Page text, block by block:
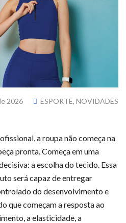
2026 ESPORTE, NOVIDADES
a roupa não começa na
pronta. Começa em uma
a escolha do tecido. Essa
será capaz de entregar
do desenvolvimento e
que começam a resposta ao
a elasticidade, a